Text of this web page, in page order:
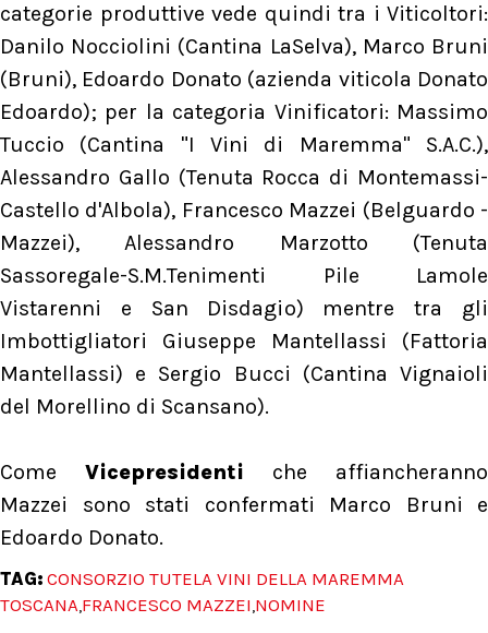
categorie produttive vede quindi tra i Viticoltori:
Danilo Nocciolini (Cantina LaSelva), Marco Bruni
(Bruni), Edoardo Donato (azienda viticola Donato
Edoardo); per la categoria Vinificatori: Massimo
Tuccio (Cantina "I Vini di Maremma" S.A.C.),
Alessandro Gallo (Tenuta Rocca di Montemassi-
Castello d'Albola), Francesco Mazzei (Belguardo -
Mazzei), Alessandro Marzotto (Tenuta
Sassoregale-S.M.Tenimenti Pile Lamole
Vistarenni e San Disdagio) mentre tra gli
Imbottigliatori Giuseppe Mantellassi (Fattoria
Mantellassi) e Sergio Bucci (Cantina Vignaioli
del Morellino di Scansano).
Come Vicepresidenti che affiancheranno
Mazzei sono stati confermati Marco Bruni e
Edoardo Donato.
TAG: CONSORZIO TUTELA VINI DELLA MAREMMA
TOSCANA,FRANCESCO MAZZEI,NOMINE